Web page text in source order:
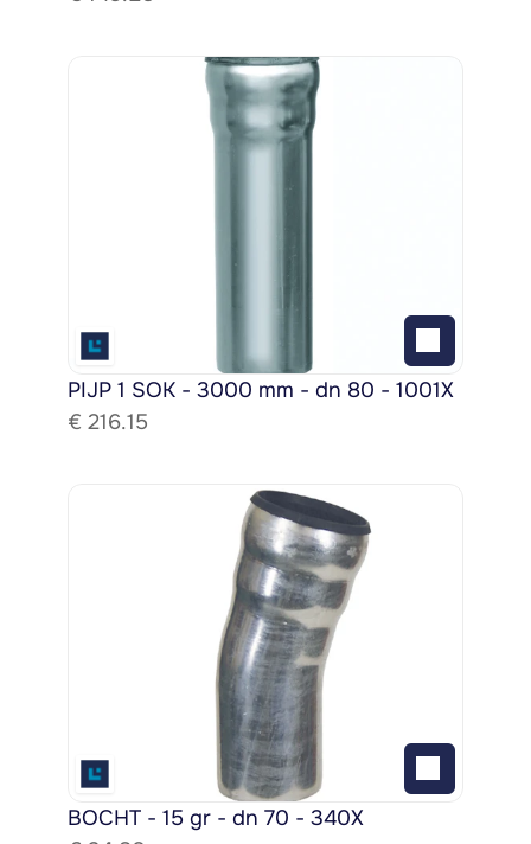
PIJP 1 SOK - 3000 mm - dn 80 - 1001X
€ 216.15
BOCHT - 15 gr - dn 70 - 340X